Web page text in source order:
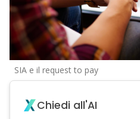
SIA e il request to pay
Chiedi all'AI